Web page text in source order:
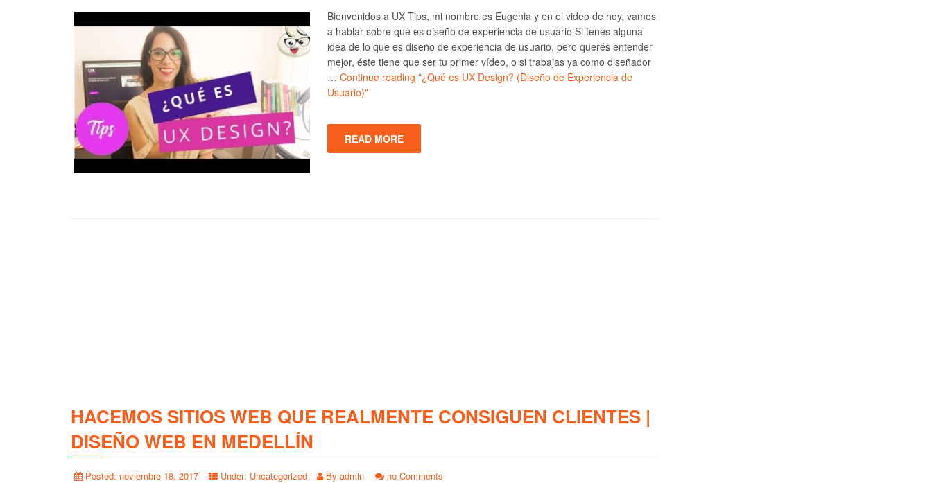
Bienvenidos a UX Tips, mi nombre es Eugenia y en el video de hoy, vamos
a hablar sobre qué es diseño de experiencia de usuario Si tenés alguna
idea de lo que es diseño de experiencia de usuario, pero querés entender
mejor, éste tiene que ser tu primer vídeo, o si trabajas ya como diseñador
… Continue reading "¿Qué es UX Design? (Diseño de Experiencia de
Usuario)"
READ MORE
HACEMOS SITIOS WEB QUE REALMENTE CONSIGUEN CLIENTES |
DISEÑO WEB EN MEDELLÍN
Posted: noviembre 18, 2017 Under: Uncategorized By admin no Comments